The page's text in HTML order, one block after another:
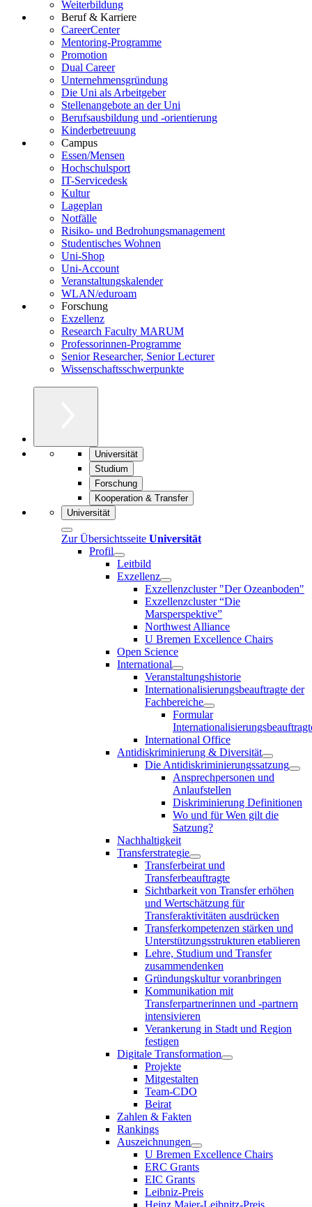
Weiterbildung
Beruf & Karriere
CareerCenter
Mentoring-Programme
Promotion
Dual Career
Unternehmensgründung
Die Uni als Arbeitgeber
Stellenangebote an der Uni
Berufsausbildung und -orientierung
Kinderbetreuung
Campus
Essen/Mensen
Hochschulsport
IT-Servicedesk
Kultur
Lageplan
Notfälle
Risiko- und Bedrohungsmanagement
Studentisches Wohnen
Uni-Shop
Uni-Account
Veranstaltungskalender
WLAN/eduroam
Forschung
Exzellenz
Research Faculty MARUM
Professorinnen-Programme
Senior Researcher, Senior Lecturer
Wissenschaftsschwerpunkte
Universität
Studium
Forschung
Kooperation & Transfer
Universität
Zur Übersichtsseite Universität
Profil
Leitbild
Exzellenz
Exzellenzcluster "Der Ozeanboden"
Exzellenzcluster “Die
Marsperspektive”
Northwest Alliance
U Bremen Excellence Chairs
Open Science
International
Veranstaltungshistorie
Internationalisierungsbeauftragte der
Fachbereiche
Formular
International Office
Antidiskriminierung & Diversität
Die Antidiskriminierungssatzung
Ansprechpersonen und
Anlaufstellen
Diskriminierung Definitionen
Wo und für Wen gilt die
Satzung?
Nachhaltigkeit
Transferstrategie
Transferbeirat und
Transferbeauftragte
Sichtbarkeit von Transfer erhöhen
und Wertschätzung für
Transferaktivitäten ausdrücken
Transferkompetenzen stärken und
Unterstützungsstrukturen etablieren
Lehre, Studium und Transfer
zusammendenken
Gründungskultur voranbringen
Kommunikation mit
Transferpartnerinnen und -partnern
intensivieren
Verankerung in Stadt und Region
festigen
Digitale Transformation
Projekte
Mitgestalten
Team-CDO
Beirat
Zahlen & Fakten
Rankings
Auszeichnungen
U Bremen Excellence Chairs
ERC Grants
EIC Grants
Leibniz-Preis
Heinz Maier-Leibnitz-Preis